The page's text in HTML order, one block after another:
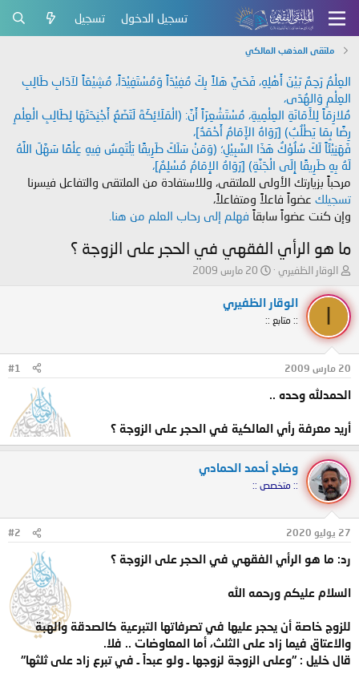
تسجيل الدخول تسجيل
ملتقى المذهب المالكي
العِلْمُ رَحِمٌ بَيْنَ أَهْلِهِ، فَحَيَّ هَلاً بِكَ مُفِيْدَاً وَمُسْتَفِيْدَاً، مُشِيْعَاً لآدَابِ طَالِبِ
العِلْمِ وَالهُدَى،
مُلازِمَاً لِلأَمَانَةِ العِلْمِيةِ، مُسْتَشْعِرَاً أَنَّ: (الْمَلَائِكَةَ لَتَضَعُ أَجْنِحَتَهَا لِطَالِبِ الْعِلْمِ
رِضًا بِمَا يَطْلُبُ) [رَوَاهُ الإَمَامُ أَحْمَدُ]،
فَهَنِيْئَاً لَكَ سُلُوْكُ هَذَا السَّبِيْلِ؛ (وَمَنْ سَلَكَ طَرِيقًا يَلْتَمِسُ فِيهِ عِلْمًا سَهَّلَ اللَّهُ
لَهُ بِهِ طَرِيقًا إِلَى الْجَنَّةِ) [رَوَاهُ الإِمَامُ مُسْلِمٌ]،
مرحباً بزيارتك الأولى للملتقى، وللاستفادة من الملتقى والتفاعل فيسرنا
تسجيلك عضواً فاعلاً ومتفاعلاً،
وإن كنت عضواً سابقاً فهلم إلى رحاب العلم من هنا.
ما هو الرأي الفقهي في الحجر على الزوجة ؟
ب
د
ل
م
و
و
الوقار الظفيري
ت
ل
20 مارس 2009
الوقار الظفيري
:: متابع ::
20 مارس 2009 #1
الحمدلله وحده ..
أريد معرفة رأي المالكية في الحجر على الزوجة ؟
وضاح أحمد الحمادي
:: متخصص ::
27 يوليو 2020 #2
رد: ما هو الرأي الفقهي في الحجر على الزوجة ؟
السلام عليكم ورحمه الله
للزوج خاصة أن يحجر عليها في تصرفاتها التبرعية كالصدقة والهبة
والاعتاق فيما زاد على الثلث، أما المعاوضات .. فلا.
قال خليل : "وعلى الزوجة لزوجها ـ ولو عبداً ـ في تبرع زاد على ثلثها"